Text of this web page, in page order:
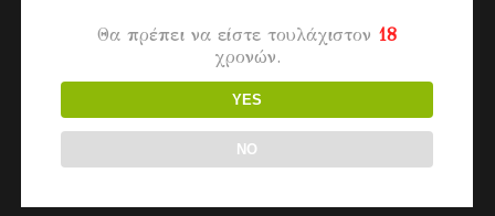
RULES YOU
Θα πρέπει να είστε τουλάχιστον 18
χρονών.
YES
NO